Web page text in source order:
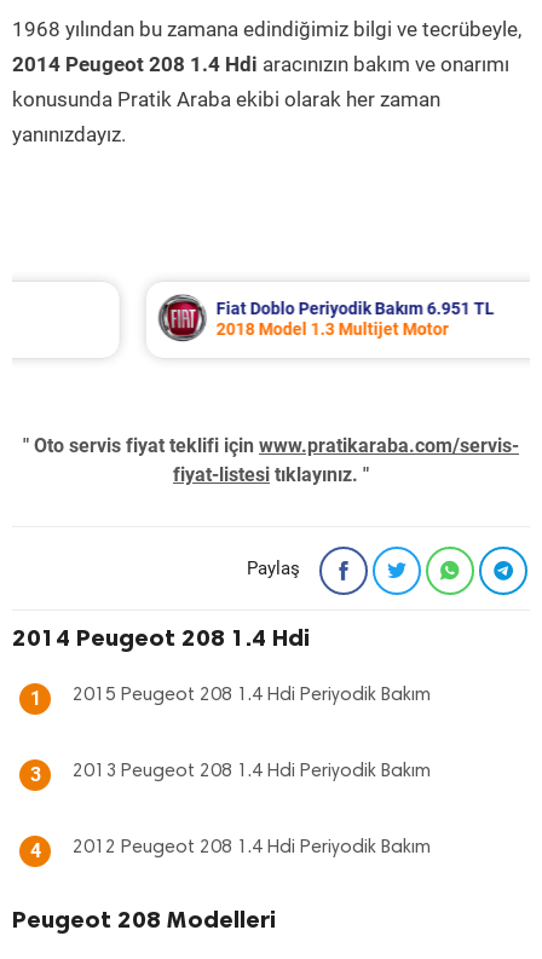
1968 yılından bu zamana edindiğimiz bilgi ve tecrübeyle,
2014 Peugeot 208 1.4 Hdi aracınızın bakım ve onarımı
konusunda Pratik Araba ekibi olarak her zaman
yanınızdayız.
Fiat Doblo Periyodik Bakım 6.951 TL
2018 Model 1.3 Multijet Motor
" Oto servis fiyat teklifi için www.pratikaraba.com/servis-
fiyat-listesi tıklayınız. "
Paylaş
2014 Peugeot 208 1.4 Hdi
1 2015 Peugeot 208 1.4 Hdi Periyodik Bakım
3 2013 Peugeot 208 1.4 Hdi Periyodik Bakım
4 2012 Peugeot 208 1.4 Hdi Periyodik Bakım
Peugeot 208 Modelleri